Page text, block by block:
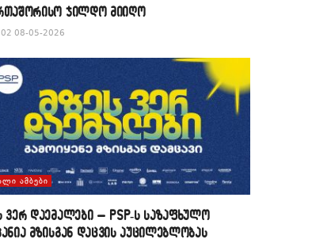
ჯილდო მიიღო
08-05-2026
ᲐᲛᲑᲔᲑᲘ
ვერ დაემალები – PSP-ს საზაფხულო
მზისგან დაცვის აუცილებლობას